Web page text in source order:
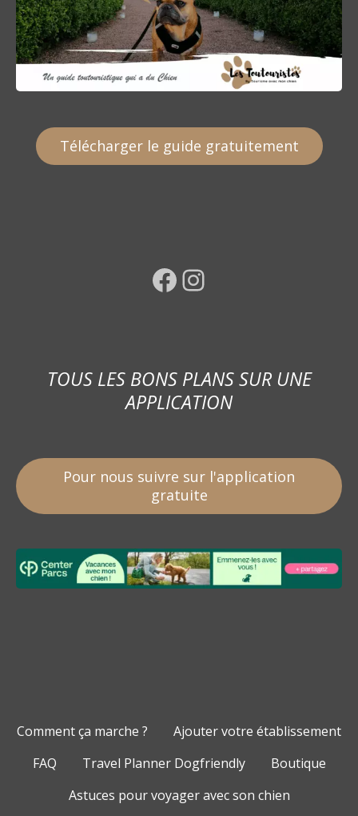
Télécharger le guide gratuitement
Facebook Instagram
TOUS LES BONS PLANS SUR UNE
APPLICATION
Pour nous suivre sur l'application
gratuite
Comment ça marche ?
Ajouter votre établissement
FAQ
Travel Planner Dogfriendly
Boutique
Astuces pour voyager avec son chien